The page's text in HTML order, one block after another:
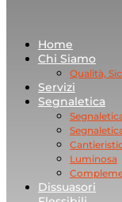
Home
Chi Siamo
Qualità,
Servizi
Segnaletica
Luminosa
Dissuasori